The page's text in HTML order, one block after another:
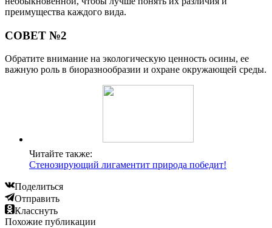
преимущества каждого вида.
СОВЕТ №2
Обратите внимание на экологическую ценность осины, ее
важную роль в биоразнообразии и охране окружающей среды.
Читайте также:
Стенозирующий лигаментит природа победит!
Поделиться
Отправить
Класснуть
Похожие публикации